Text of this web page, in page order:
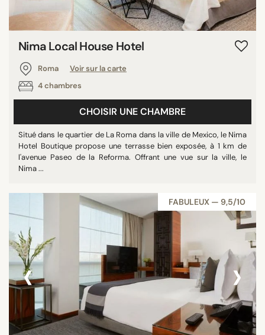
Nima Local House Hotel
Roma
Voir sur la carte
4 chambres
CHOISIR UNE CHAMBRE
Situé dans le quartier de La Roma dans la ville de Mexico, le Nima
Hotel Boutique propose une terrasse bien exposée, à 1 km de
l'avenue Paseo de la Reforma. Offrant une vue sur la ville, le
Nima ...
FABULEUX — 9,5/10
‹ ›